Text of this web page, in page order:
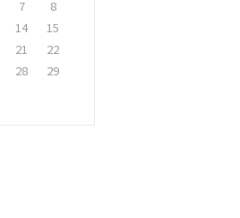
7
8
14
15
21
22
28
29